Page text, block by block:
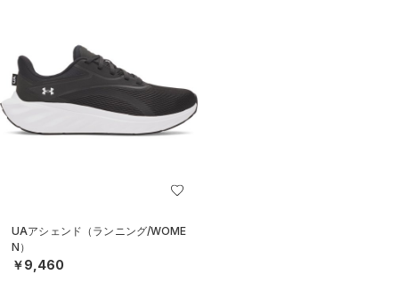
UAアシェンド（ランニング/WOME
N）
￥9,460